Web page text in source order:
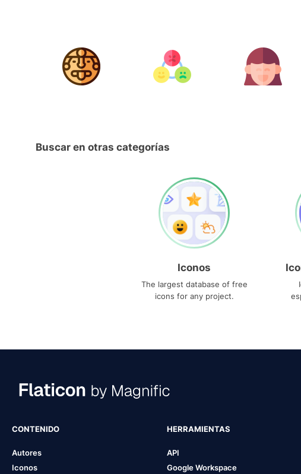
Buscar en otras categorías
Iconos
The largest database of free
icons for any project.
CONTENIDO
Autores
Iconos
HERRAMIENTAS
API
Google Workspace